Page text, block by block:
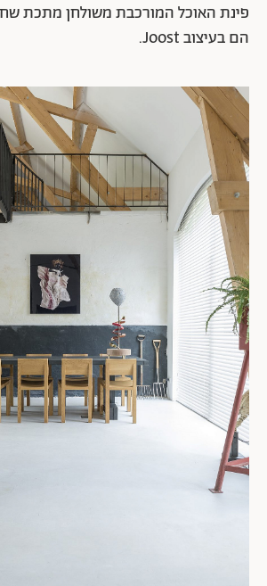
פינת האוכל המורכבת משולחן מתכת
הם בעיצוב Joost.